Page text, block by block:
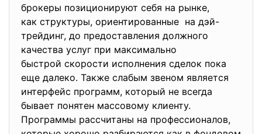
брокеры позиционируют себя на рынке,
как структуры, ориентированные на дэй-
трейдинг, до предоставления должного
качества услуг при максимально
быстрой скорости исполнения сделок пока
еще далеко. Также слабым звеном является
интерфейс программ, который не всегда
бывает понятен массовому клиенту.
Программы рассчитаны на профессионалов,